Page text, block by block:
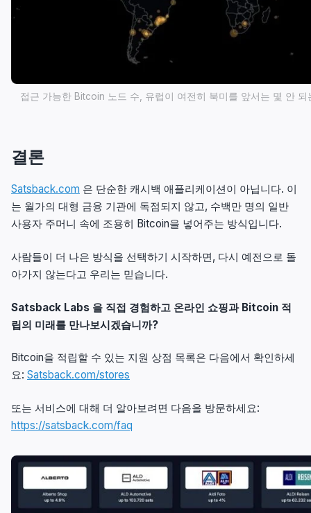
접근 가능한 Bitcoin 노드 수, 유럽이 여전히 북미를 앞서는 몇 안
결론
Satsback.com 은 단순한 캐시백 애플리케이션이 아닙니다. 이
는 월가의 대형 금융 기관에 독점되지 않고, 수백만 명의 일반
사용자 주머니 속에 조용히 Bitcoin을 넣어주는 방식입니다.
사람들이 더 나은 방식을 선택하기 시작하면, 다시 예전으로 돌
아가지 않는다고 우리는 믿습니다.
Satsback Labs 을 직접 경험하고 온라인 쇼핑과 Bitcoin 적
립의 미래를 만나보시겠습니까?
Bitcoin을 적립할 수 있는 지원 상점 목록은 다음에서 확인하세
요: Satsback.com/stores
또는 서비스에 대해 더 알아보려면 다음을 방문하세요:
https://satsback.com/faq